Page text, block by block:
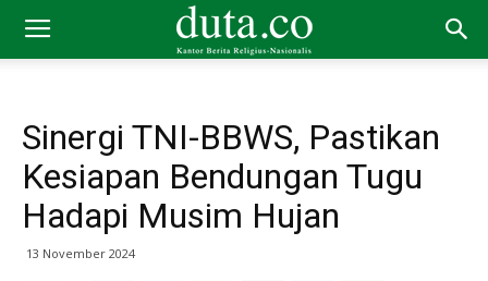
Sinergi TNI-BBWS, Pastikan
Kesiapan Bendungan Tugu
Hadapi Musim Hujan
13 November 2024